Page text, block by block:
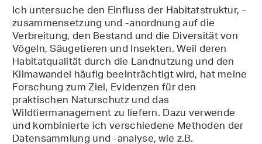
Ich untersuche den Einfluss der Habitatstruktur, -
zusammensetzung und -anordnung auf die
Verbreitung, den Bestand und die Diversität von
Vögeln, Säugetieren und Insekten. Weil deren
Habitatqualität durch die Landnutzung und den
Klimawandel häufig beeinträchtigt wird, hat meine
Forschung zum Ziel, Evidenzen für den
praktischen Naturschutz und das
Wildtiermanagement zu liefern. Dazu verwende
und kombinierte ich verschiedene Methoden der
Datensammlung und -analyse, wie z.B.